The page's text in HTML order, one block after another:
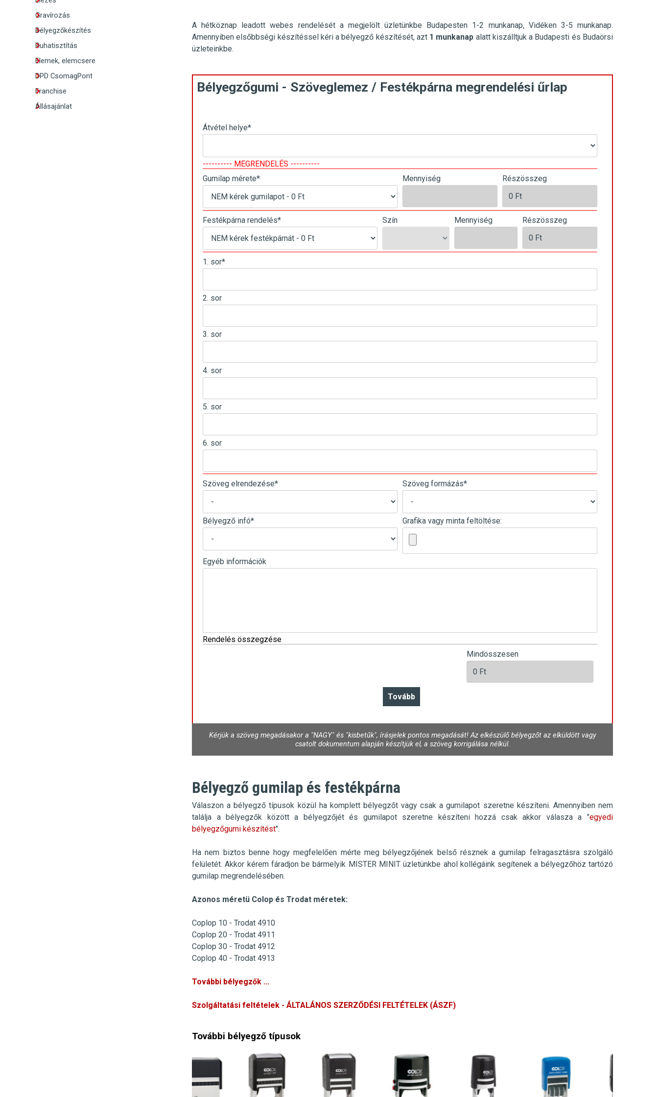
Gravírozás
Bélyegzőkészítés
Ruhatisztítás
Elemek, elemcsere
DPD CsomagPont
Franchise
Állásajánlat
A hétköznap leadott webes rendelését a megjelölt üzletünkbe Budapesten 1-2 munkanap, Vidéken 3-5 munkanap.
Amennyiben elsőbbségi készítéssel kéri a bélyegző készítését, azt 1 munkanap alatt kiszálltjuk a Budapesti és Budaörsi
üzleteinkbe.
Bélyegzőgumi - Szöveglemez / Festékpárna megrendelési űrlap
Átvétel helye*
---------- MEGRENDELÉS ----------
Gumilap mérete* Mennyiség Részösszeg
Festékpárna rendelés* Szín Mennyiség Részösszeg
1. sor*
2. sor
3. sor
4. sor
5. sor
6. sor
Szöveg elrendezése* Szöveg formázás*
Bélyegző infó* Grafika vagy minta feltöltése:
Egyéb információk
Rendelés összegzése
Mindösszesen
Kérjük a szöveg megadásakor a "NAGY" és "kisbetűk", írásjelek pontos megadását! Az elkészülő bélyegzőt az elküldött vagy
csatolt dokumentum alapján készítjük el, a szöveg korrigálása nélkül.
Bélyegző gumilap és festékpárna
Válaszon a bélyegző típusok közül ha komplett bélyegzőt vagy csak a gumilapot szeretne készíteni. Amennyiben nem
találja a bélyegzők között a bélyegzőjét és gumilapot szeretne készíteni hozzá csak akkor válasza a "egyedi
bélyegzőgumi készítést".
Ha nem biztos benne hogy megfelelően mérte meg bélyegzőjének belső résznek a gumilap felragasztásra szolgáló
felületét. Akkor kérem fáradjon be bármelyik MISTER MINIT üzletünkbe ahol kollégáink segítenek a bélyegzőhöz tartózó
gumilap megrendelésében.
Azonos méretü Colop és Trodat méretek:
Coplop 10 - Trodat 4910
Coplop 20 - Trodat 4911
Coplop 30 - Trodat 4912
Coplop 40 - Trodat 4913
További bélyegzők ...
Szolgáltatási feltételek - ÁLTALÁNOS SZERZŐDÉSI FELTÉTELEK (ÁSZF)
További bélyegző típusok